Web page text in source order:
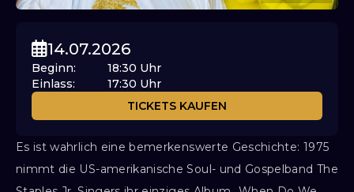
Es ist wahrlich eine bemerkenswerte Geschichte: 1975
nimmt die US-amerikanische Soul- und Gospelband The
14.07.2026
Beginn:
Einlass:
18:30 Uhr
17:30 Uhr
TICKETS KAUFEN